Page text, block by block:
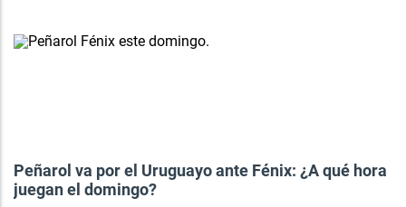
Peñarol va por el Uruguayo ante Fénix: ¿A qué hora
juegan el domingo?